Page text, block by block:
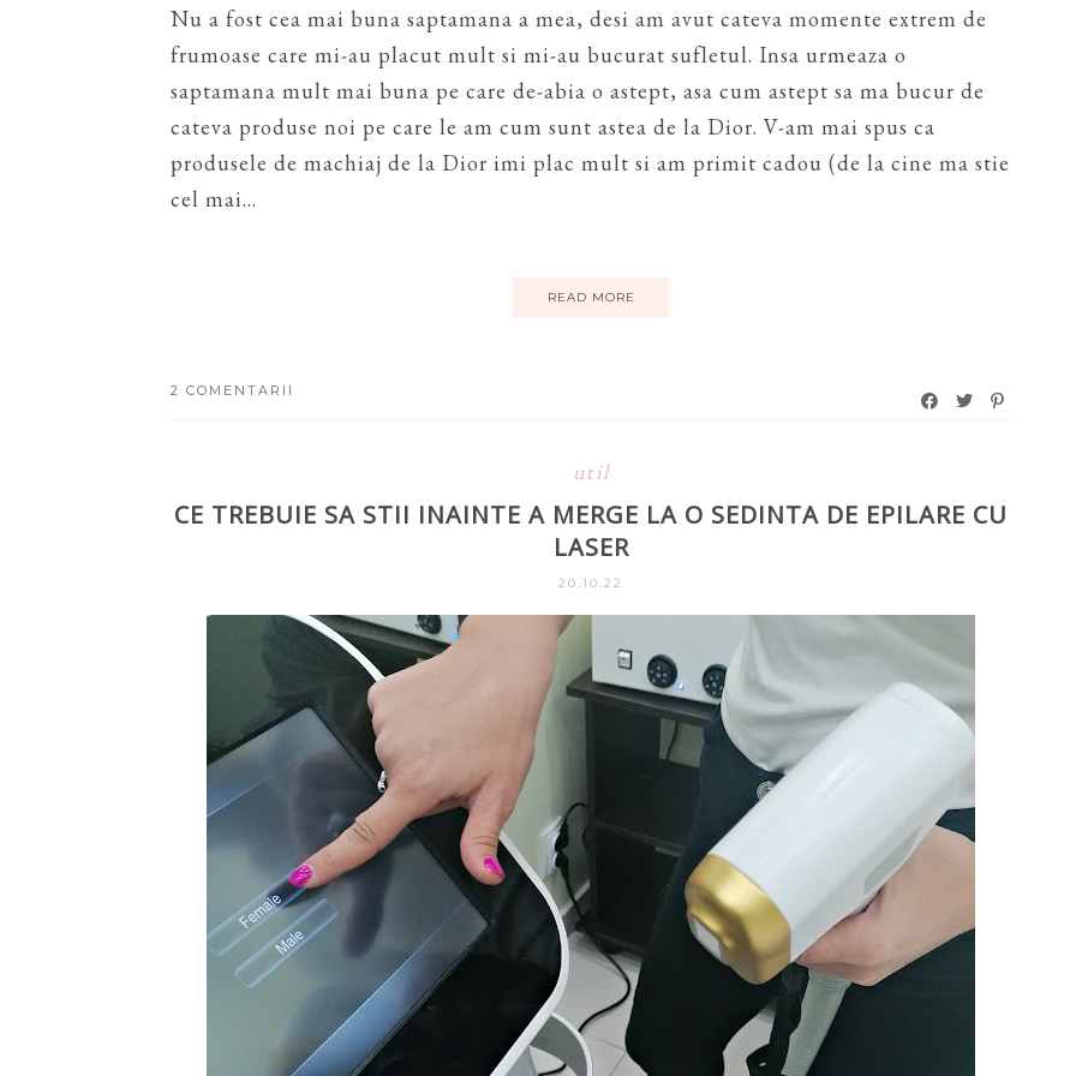
Nu a fost cea mai buna saptamana a mea, desi am avut cateva momente extrem de
frumoase care mi-au placut mult si mi-au bucurat sufletul. Insa urmeaza o
saptamana mult mai buna pe care de-abia o astept, asa cum astept sa ma bucur de
cateva produse noi pe care le am cum sunt astea de la Dior. V-am mai spus ca
produsele de machiaj de la Dior imi plac mult si am primit cadou (de la cine ma stie
cel mai...
READ MORE
2 COMENTARII
util
CE TREBUIE SA STII INAINTE A MERGE LA O SEDINTA DE EPILARE CU
LASER
20.10.22